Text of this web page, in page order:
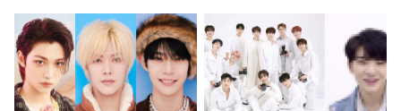
コラボ実現にうれしさ爆発
き入る彼の姿にファン爆笑「リアク
ションが完全にオタクｗｗ」